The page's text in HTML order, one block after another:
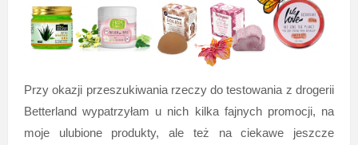
Przy okazji przeszukiwania rzeczy do testowania z drogerii
Betterland wypatrzyłam u nich kilka fajnych promocji, na
moje ulubione produkty, ale też na ciekawe jeszcze